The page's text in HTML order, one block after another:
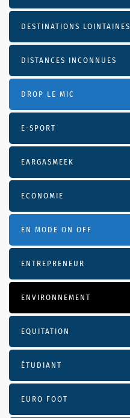
DESTINATIONS LOINTAINES
DISTANCES INCONNUES
DROP LE MIC
E-SPORT
EARGASMEEK
ECONOMIE
EN MODE ON OFF
ENTREPRENEUR
ENVIRONNEMENT
EQUITATION
ÉTUDIANT
EURO FOOT